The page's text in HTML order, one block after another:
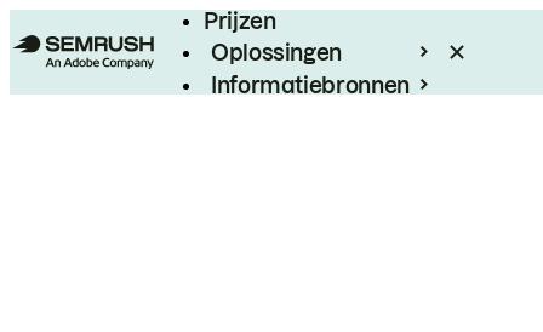
Prijzen
Oplossingen
Informatiebronnen